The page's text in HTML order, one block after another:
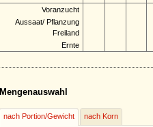
Voranzucht
Aussaat/ Pflanzung
Freiland
Ernte
Mengenauswahl
nach Portion/Gewicht nach Korn